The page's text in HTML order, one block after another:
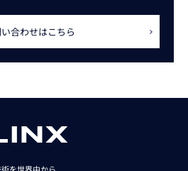
合わせはこちら